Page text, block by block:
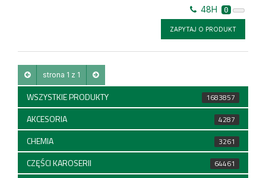
48H 0
ZAPYTAJ O PRODUKT
strona 1 z 1
WSZYSTKIE PRODUKTY 1683857
AKCESORIA 4287
CHEMIA 3261
CZĘŚCI KAROSERII 64461